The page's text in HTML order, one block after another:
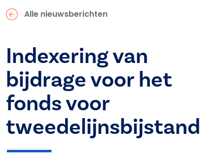
Alle nieuwsberichten
Indexering van
bijdrage voor het
fonds voor
tweedelijnsbijstand